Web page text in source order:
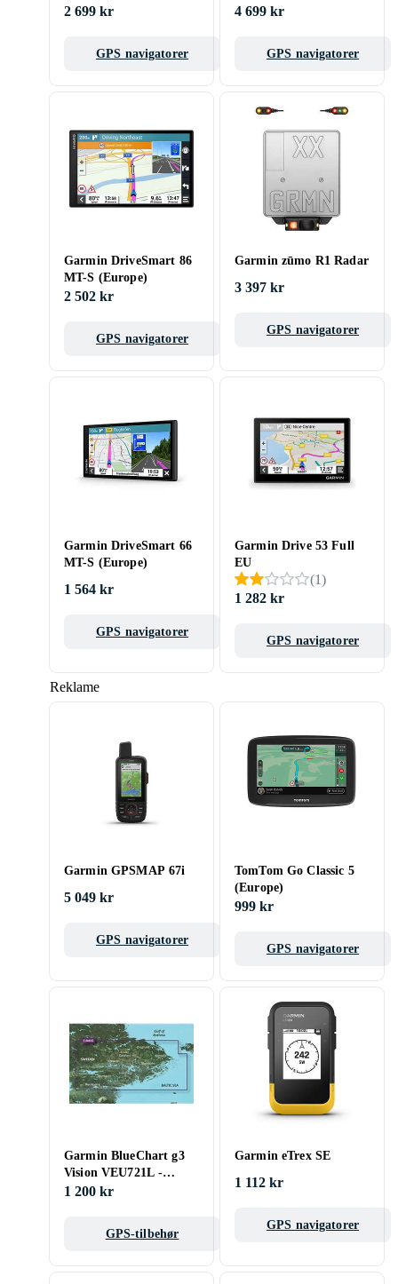
Reklame
2 699 kr
GPS navigatorer
4 699 kr
GPS navigatorer
Garmin DriveSmart 86
MT-S (Europe)
2 502 kr
GPS navigatorer
Garmin zūmo R1 Radar
3 397 kr
GPS navigatorer
Garmin DriveSmart 66
MT-S (Europe)
1 564 kr
GPS navigatorer
Garmin Drive 53 Full
EU
(1)
1 282 kr
GPS navigatorer
Garmin GPSMAP 67i
5 049 kr
GPS navigatorer
TomTom Go Classic 5
(Europe)
999 kr
GPS navigatorer
Garmin BlueChart g3
Vision VEU721L -
Northern Europe
1 200 kr
GPS-tilbehør
Garmin eTrex SE
1 112 kr
GPS navigatorer